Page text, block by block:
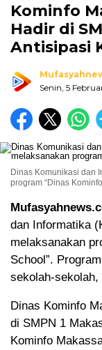
Kominfo
Hadir di
Antisipasi
Senin, 5
Dinas Komunikasi dan
program “Dinas
dan Informatika
melaksanakan
School”.
sekolah-
Dinas Kominfo
di SMPN 1
Kominfo